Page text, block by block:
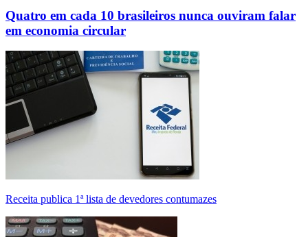
Quatro em cada 10 brasileiros nunca ouviram falar
em economia circular
Receita publica 1ª lista de devedores contumazes